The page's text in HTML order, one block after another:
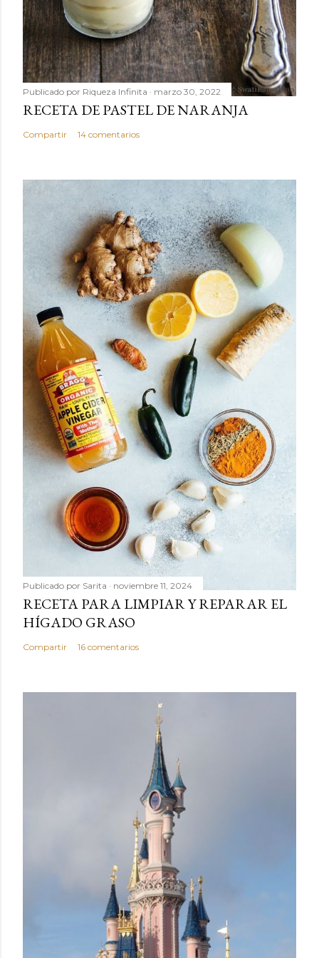
Publicado por Riqueza Infinita marzo 30, 2022
RECETA DE PASTEL DE NARANJA
Compartir 14 comentarios
Publicado por Sarita noviembre 11, 2024
RECETA PARA LIMPIAR Y REPARAR EL
HÍGADO GRASO
Compartir 16 comentarios